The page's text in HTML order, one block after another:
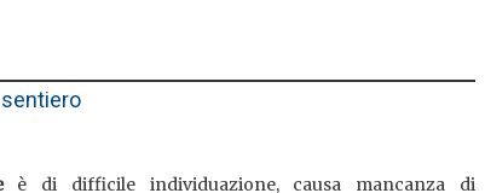
è di difficile individuazione, causa mancanza di